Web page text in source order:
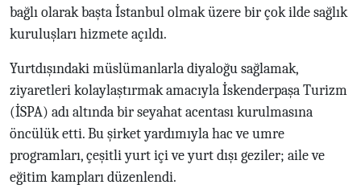
bağlı olarak başta İstanbul olmak üzere bir çok ilde sağlık
kuruluşları hizmete açıldı.
Yurtdışındaki müslümanlarla diyaloğu sağlamak,
ziyaretleri kolaylaştırmak amacıyla İskenderpaşa Turizm
(İSPA) adı altında bir seyahat acentası kurulmasına
öncülük etti. Bu şirket yardımıyla hac ve umre
programları, çeşitli yurt içi ve yurt dışı geziler; aile ve
eğitim kampları düzenlendi.